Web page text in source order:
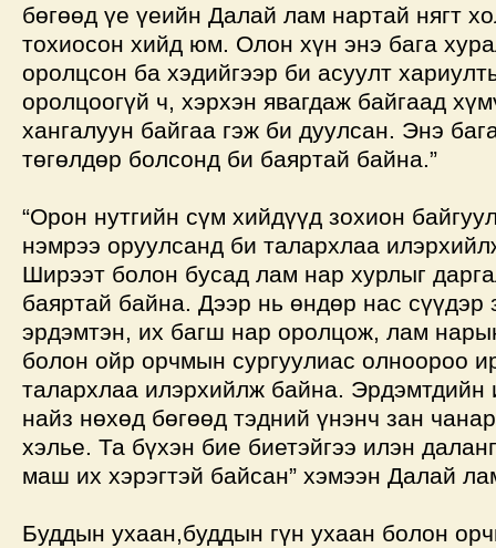
бөгөөд үе үеийн Далай лам нартай нягт
тохиосон хийд юм. Олон хүн энэ бага
оролцсон ба хэдийгээр би асуулт
оролцоогүй ч, хэрхэн явагдаж байгаад
хангалуун байгаа гэж би дуулсан. Энэ
төгөлдөр болсонд би баяртай байна.”
“Орон нутгийн сүм хийдүүд зохион
нэмрээ оруулсанд би талархлаа
Ширээт болон бусад лам нар хурлыг
баяртай байна. Дээр нь өндөр нас сүүдэр
эрдэмтэн, их багш нар оролцож, лам
болон ойр орчмын сургуулиас олноороо
талархлаа илэрхийлж байна. Эрдэмтдийн
найз нөхөд бөгөөд тэдний үнэнч зан
хэлье. Та бүхэн бие биетэйгээ илэн
маш их хэрэгтэй байсан” хэмээн Далай
Буддын ухаан,буддын гүн ухаан болон